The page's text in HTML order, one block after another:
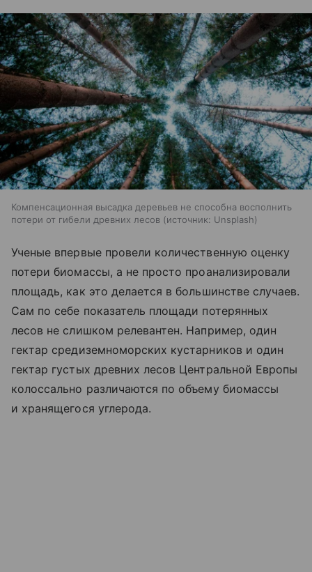
Компенсационная высадка деревьев не способна восполнить
потери от гибели древних лесов
источник: Unsplash
Ученые впервые провели количественную оценку
потери биомассы, а не просто проанализировали
площадь, как это делается в большинстве случаев.
Сам по себе показатель площади потерянных
лесов не слишком релевантен. Например, один
гектар средиземноморских кустарников и один
гектар густых древних лесов Центральной Европы
колоссально различаются по объему биомассы
и хранящегося углерода.